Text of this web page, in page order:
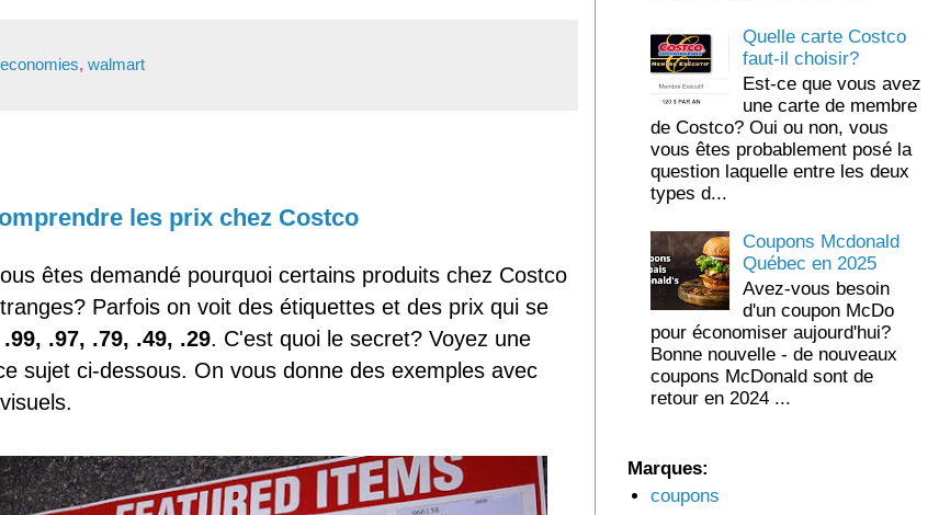
economies, walmart
les prix chez Costco
êtes demandé pourquoi certains produits chez Costco
Parfois on voit des étiquettes et des prix qui se
.99, .97, .79, .49, .29. C'est quoi le secret? Voyez une
sujet ci-dessous. On vous donne des exemples avec
Quelle carte Costco
faut-il choisir?
Est-ce que vous avez
une carte de membre
de Costco? Oui ou non, vous
vous êtes probablement posé la
question laquelle entre les deux
types d...
Coupons Mcdonald
Québec en 2025
Avez-vous besoin
d'un coupon McDo
pour économiser aujourd'hui?
Bonne nouvelle - de nouveaux
coupons McDonald sont de
retour en 2024 ...
Marques:
coupons